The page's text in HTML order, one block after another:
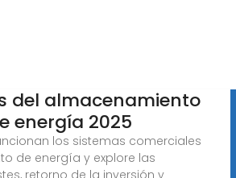
del almacenamiento
energía 2025
los sistemas comerciales
de energía y explore las
retorno de la inversión y